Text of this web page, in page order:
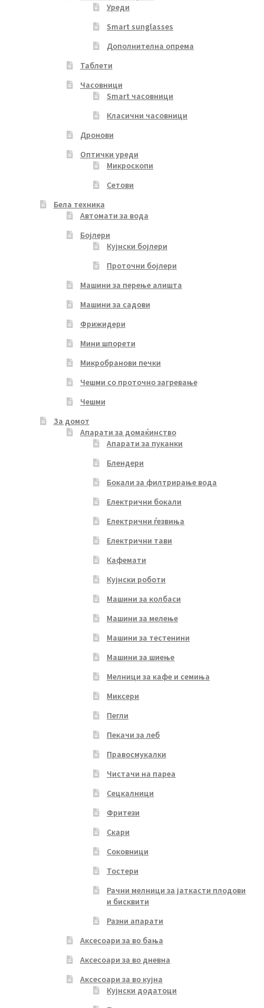
Уреди
Smart sunglasses
Дополнителна опрема
Таблети
Часовници
Smart часовници
Класични часовници
Дронови
Оптички уреди
Микроскопи
Сетови
Бела техника
Автомати за вода
Бојлери
Кујнски бојлери
Проточни бојлери
Машини за перење алишта
Машини за садови
Фрижидери
Мини шпорети
Микробранови печки
Чешми со проточно загревање
Чешми
За домот
Апарати за домаќинство
Апарати за пуканки
Блендери
Бокали за филтрирање вода
Електрични бокали
Електрични ѓезвиња
Електрични тави
Кафемати
Кујнски роботи
Машини за колбаси
Машини за мелење
Машини за тестенини
Машини за шиење
Мелници за кафе и семиња
Миксери
Пегли
Пекачи за леб
Правосмукалки
Чистачи на пареа
Сецкалници
Фритези
Скари
Соковници
Тостери
Рачни мелници за јаткасти плодови
и бисквити
Разни апарати
Аксесоари за во бања
Аксесоари за во дневна
Аксесоари за во кујна
Кујнски додатоци